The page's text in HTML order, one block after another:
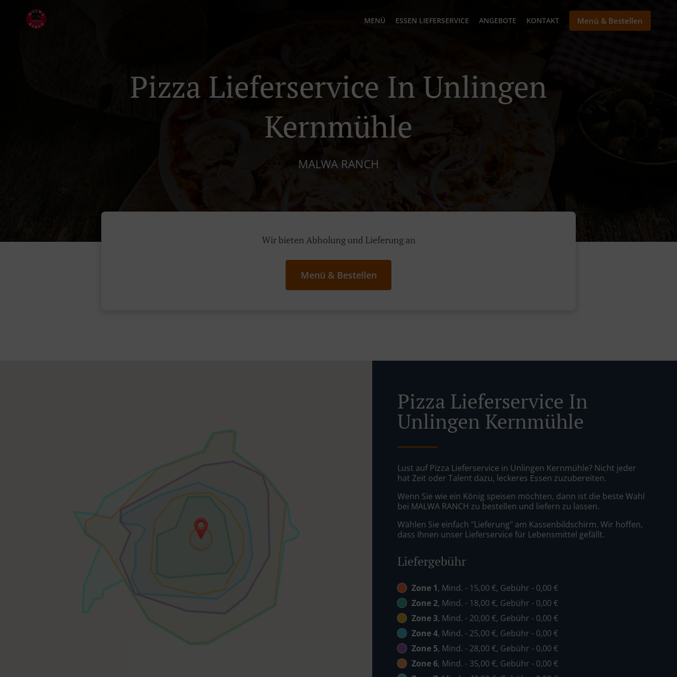
MENÜ ESSEN LIEFERSERVICE ANGEBOTE KONTAKT Menü & Bestellen
Pizza Lieferservice In Unlingen
Kernmühle
MALWA RANCH
Wir bieten Abholung und Lieferung an
Menü & Bestellen
Pizza Lieferservice In
Unlingen Kernmühle
Lust auf Pizza Lieferservice in Unlingen Kernmühle? Nicht jeder
hat Zeit oder Talent dazu, leckeres Essen zuzubereiten.
Wenn Sie wie ein König speisen möchten, dann ist die beste Wahl
bei MALWA RANCH zu bestellen und liefern zu lassen.
Wählen Sie einfach "Lieferung" am Kassenbildschirm. Wir hoffen,
dass Ihnen unser Lieferservice für Lebensmittel gefällt.
Liefergebühr
Zone 1, Mind. - 15,00 €, Gebühr - 0,00 €
Zone 2, Mind. - 18,00 €, Gebühr - 0,00 €
Zone 3, Mind. - 20,00 €, Gebühr - 0,00 €
Zone 4, Mind. - 25,00 €, Gebühr - 0,00 €
Zone 5, Mind. - 28,00 €, Gebühr - 0,00 €
Zone 6, Mind. - 35,00 €, Gebühr - 0,00 €